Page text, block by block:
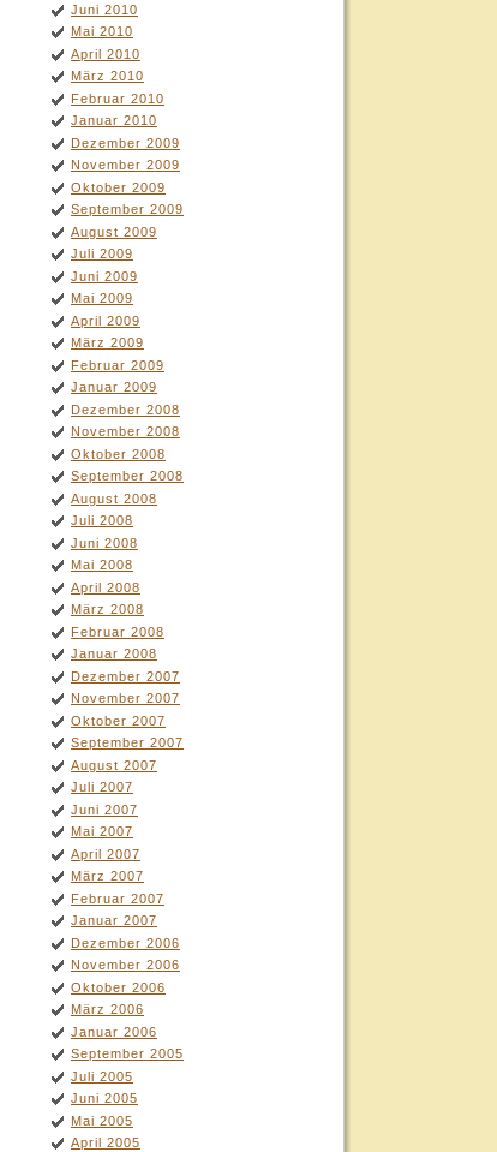
Juni 2010
Mai 2010
April 2010
März 2010
Februar 2010
Januar 2010
Dezember 2009
November 2009
Oktober 2009
September 2009
August 2009
Juli 2009
Juni 2009
Mai 2009
April 2009
März 2009
Februar 2009
Januar 2009
Dezember 2008
November 2008
Oktober 2008
September 2008
August 2008
Juli 2008
Juni 2008
Mai 2008
April 2008
März 2008
Februar 2008
Januar 2008
Dezember 2007
November 2007
Oktober 2007
September 2007
August 2007
Juli 2007
Juni 2007
Mai 2007
April 2007
März 2007
Februar 2007
Januar 2007
Dezember 2006
November 2006
Oktober 2006
März 2006
Januar 2006
September 2005
Juli 2005
Juni 2005
Mai 2005
April 2005